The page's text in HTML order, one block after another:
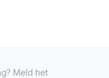
Meld het